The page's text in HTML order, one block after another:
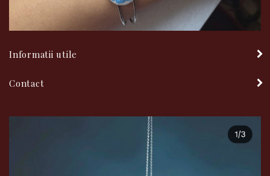
Informatii utile
Contact